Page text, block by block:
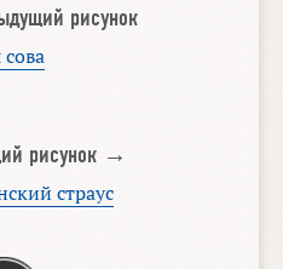
рисунок
рисунок →
страус